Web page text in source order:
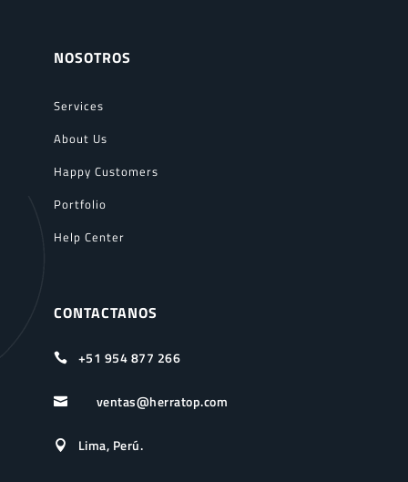
NOSOTROS
Services
About Us
Happy Customers
Portfolio
Help Center
CONTACTANOS
 +51 954 877 266
 ventas@herratop.com
 Lima, Perú.